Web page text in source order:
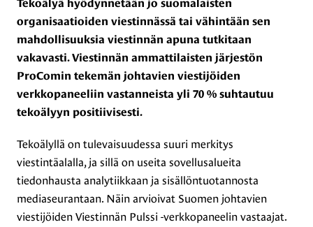
Tekoälyä hyödynnetään jo suomalaisten
organisaatioiden viestinnässä tai vähintään sen
mahdollisuuksia viestinnän apuna tutkitaan
vakavasti. Viestinnän ammattilaisten järjestön
ProComin tekemän johtavien viestijöiden
verkkopaneeliin vastanneista yli 70 % suhtautuu
tekoälyyn positiivisesti.
Tekoälyllä on tulevaisuudessa suuri merkitys
viestintäalalla, ja sillä on useita sovellusalueita
tiedonhausta analytiikkaan ja sisällöntuotannosta
mediaseurantaan. Näin arvioivat Suomen johtavien
viestijöiden Viestinnän Pulssi -verkkopaneelin vastaajat.